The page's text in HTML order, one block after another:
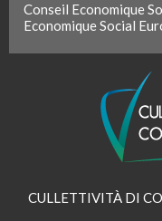
Conseil Economique
Economique Social
CULLETTIVITÀ DI